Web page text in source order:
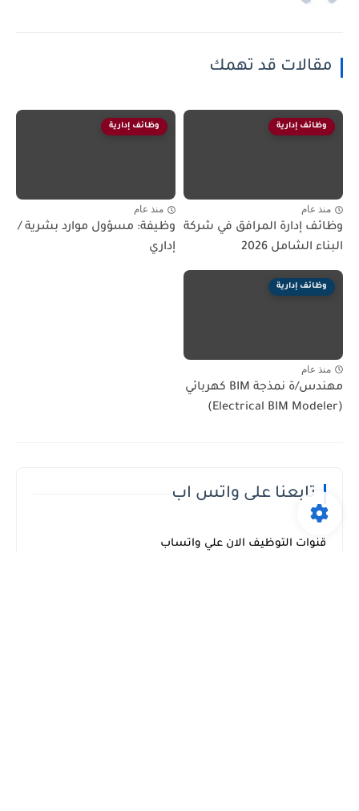
مقالات قد تهمك
وظائف إدارية
منذ عام
وظائف إدارة المرافق في شركة
البناء الشامل 2026
وظائف إدارية
منذ عام
وظيفة: مسؤول موارد بشرية /
إداري
وظائف إدارية
منذ عام
مهندس/ة نمذجة BIM كهربائي
(Electrical BIM Modeler)
تابعنا على واتس اب
قنوات التوظيف الان علي واتساب